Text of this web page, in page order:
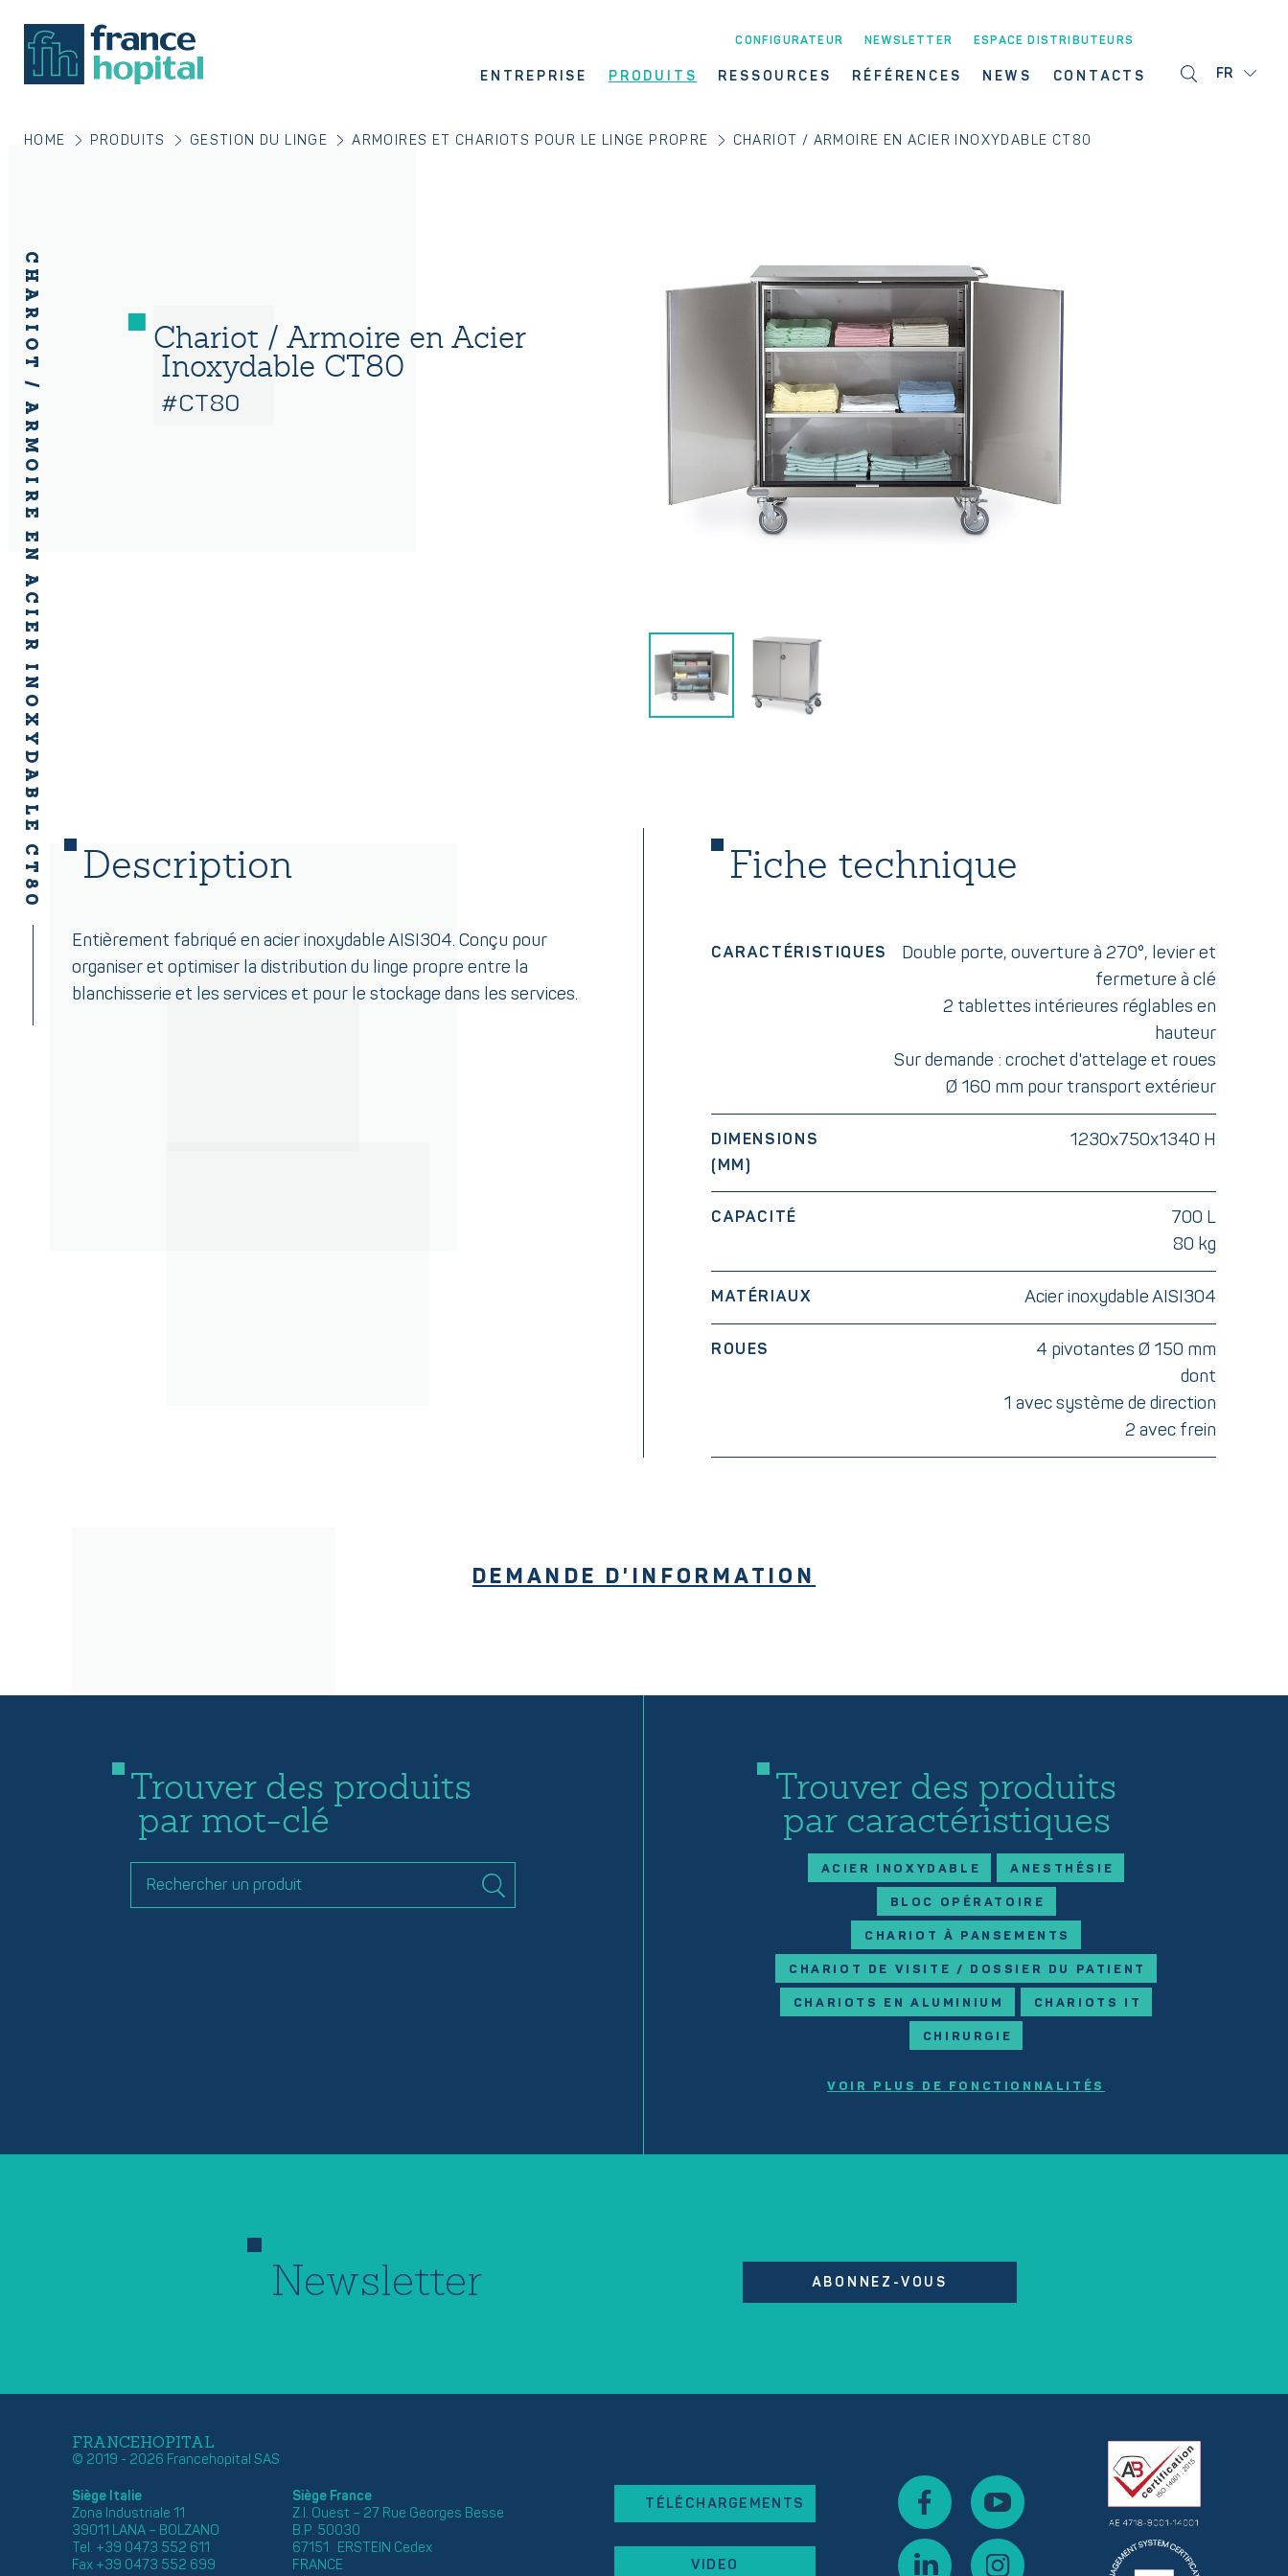
ENTREPRISE PRODUITS RESSOURCES RÉFÉRENCES NEWS CONTACTS
CONFIGURATEUR NEWSLETTER ESPACE DISTRIBUTEURS
FR
CHARIOT / ARMOIRE EN ACIER INOXYDABLE CT80
HOME PRODUITS GESTION DU LINGE ARMOIRES ET CHARIOTS POUR LE LINGE PROPRE CHARIOT / ARMOIRE EN ACIER INOXYDABLE CT80
Chariot / Armoire en Acier
Inoxydable CT80
#CT80
Description
Entièrement fabriqué en acier inoxydable AISI304. Conçu pour
organiser et optimiser la distribution du linge propre entre la
blanchisserie et les services et pour le stockage dans les services.
Fiche technique
CARACTÉRISTIQUES
Double porte, ouverture à 270°, levier et
fermeture à clé
2 tablettes intérieures réglables en
hauteur
Sur demande : crochet d'attelage et roues
Ø 160 mm pour transport extérieur
DIMENSIONS
(MM)
1230x750x1340 H
CAPACITÉ
700 L
80 kg
MATÉRIAUX Acier inoxydable AISI304
ROUES
4 pivotantes Ø 150 mm
dont
1 avec système de direction
2 avec frein
DEMANDE D'INFORMATION
Trouver des produits
par mot-clé
Trouver des produits
par caractéristiques
ACIER INOXYDABLE ANESTHÉSIE
BLOC OPÉRATOIRE
CHARIOT À PANSEMENTS
CHARIOT DE VISITE / DOSSIER DU PATIENT
CHARIOTS EN ALUMINIUM CHARIOTS IT
CHIRURGIE
VOIR PLUS DE FONCTIONNALITÉS
Newsletter ABONNEZ-VOUS
FRANCEHOPITAL
© 2019 - 2026 Francehopital SAS
Siège Italie
Zona Industriale 11
39011 LANA – BOLZANO
Tel. +39 0473 552 611
Fax +39 0473 552 699
Siège France
Z.I. Ouest – 27 Rue Georges Besse
B.P. 50030
67151 ERSTEIN Cedex
FRANCE
TÉLÉCHARGEMENTS
VIDEO